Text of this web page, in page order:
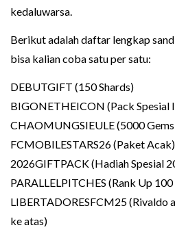
kedaluwarsa.
Berikut adalah daftar lengkap
bisa kalian coba satu per satu:
DEBUTGIFT (150 Shards)
BIGONETHEICON (Pack Spesial
CHAOMUNGSIEULE (5000
FCMOBILESTARS26 (Paket Acak)
2026GIFTPACK (Hadiah Spesial
PARALLELPITCHES (Rank Up
LIBERTADORESFCM25 (Rivaldo
ke atas)